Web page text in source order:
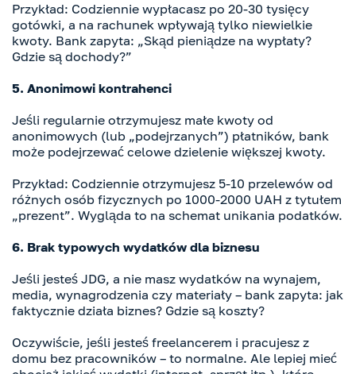
Przykład: Codziennie wypłacasz po 20-30 tysięcy
gotówki, a na rachunek wpływają tylko niewielkie
kwoty. Bank zapyta: „Skąd pieniądze na wypłaty?
Gdzie są dochody?”
5. Anonimowi kontrahenci
Jeśli regularnie otrzymujesz małe kwoty od
anonimowych (lub „podejrzanych”) płatników, bank
może podejrzewać celowe dzielenie większej kwoty.
Przykład: Codziennie otrzymujesz 5-10 przelewów od
różnych osób fizycznych po 1000-2000 UAH z tytułem
„prezent”. Wygląda to na schemat unikania podatków.
6. Brak typowych wydatków dla biznesu
Jeśli jesteś JDG, a nie masz wydatków na wynajem,
media, wynagrodzenia czy materiały – bank zapyta: jak
faktycznie działa biznes? Gdzie są koszty?
Oczywiście, jeśli jesteś freelancerem i pracujesz z
domu bez pracowników – to normalne. Ale lepiej mieć